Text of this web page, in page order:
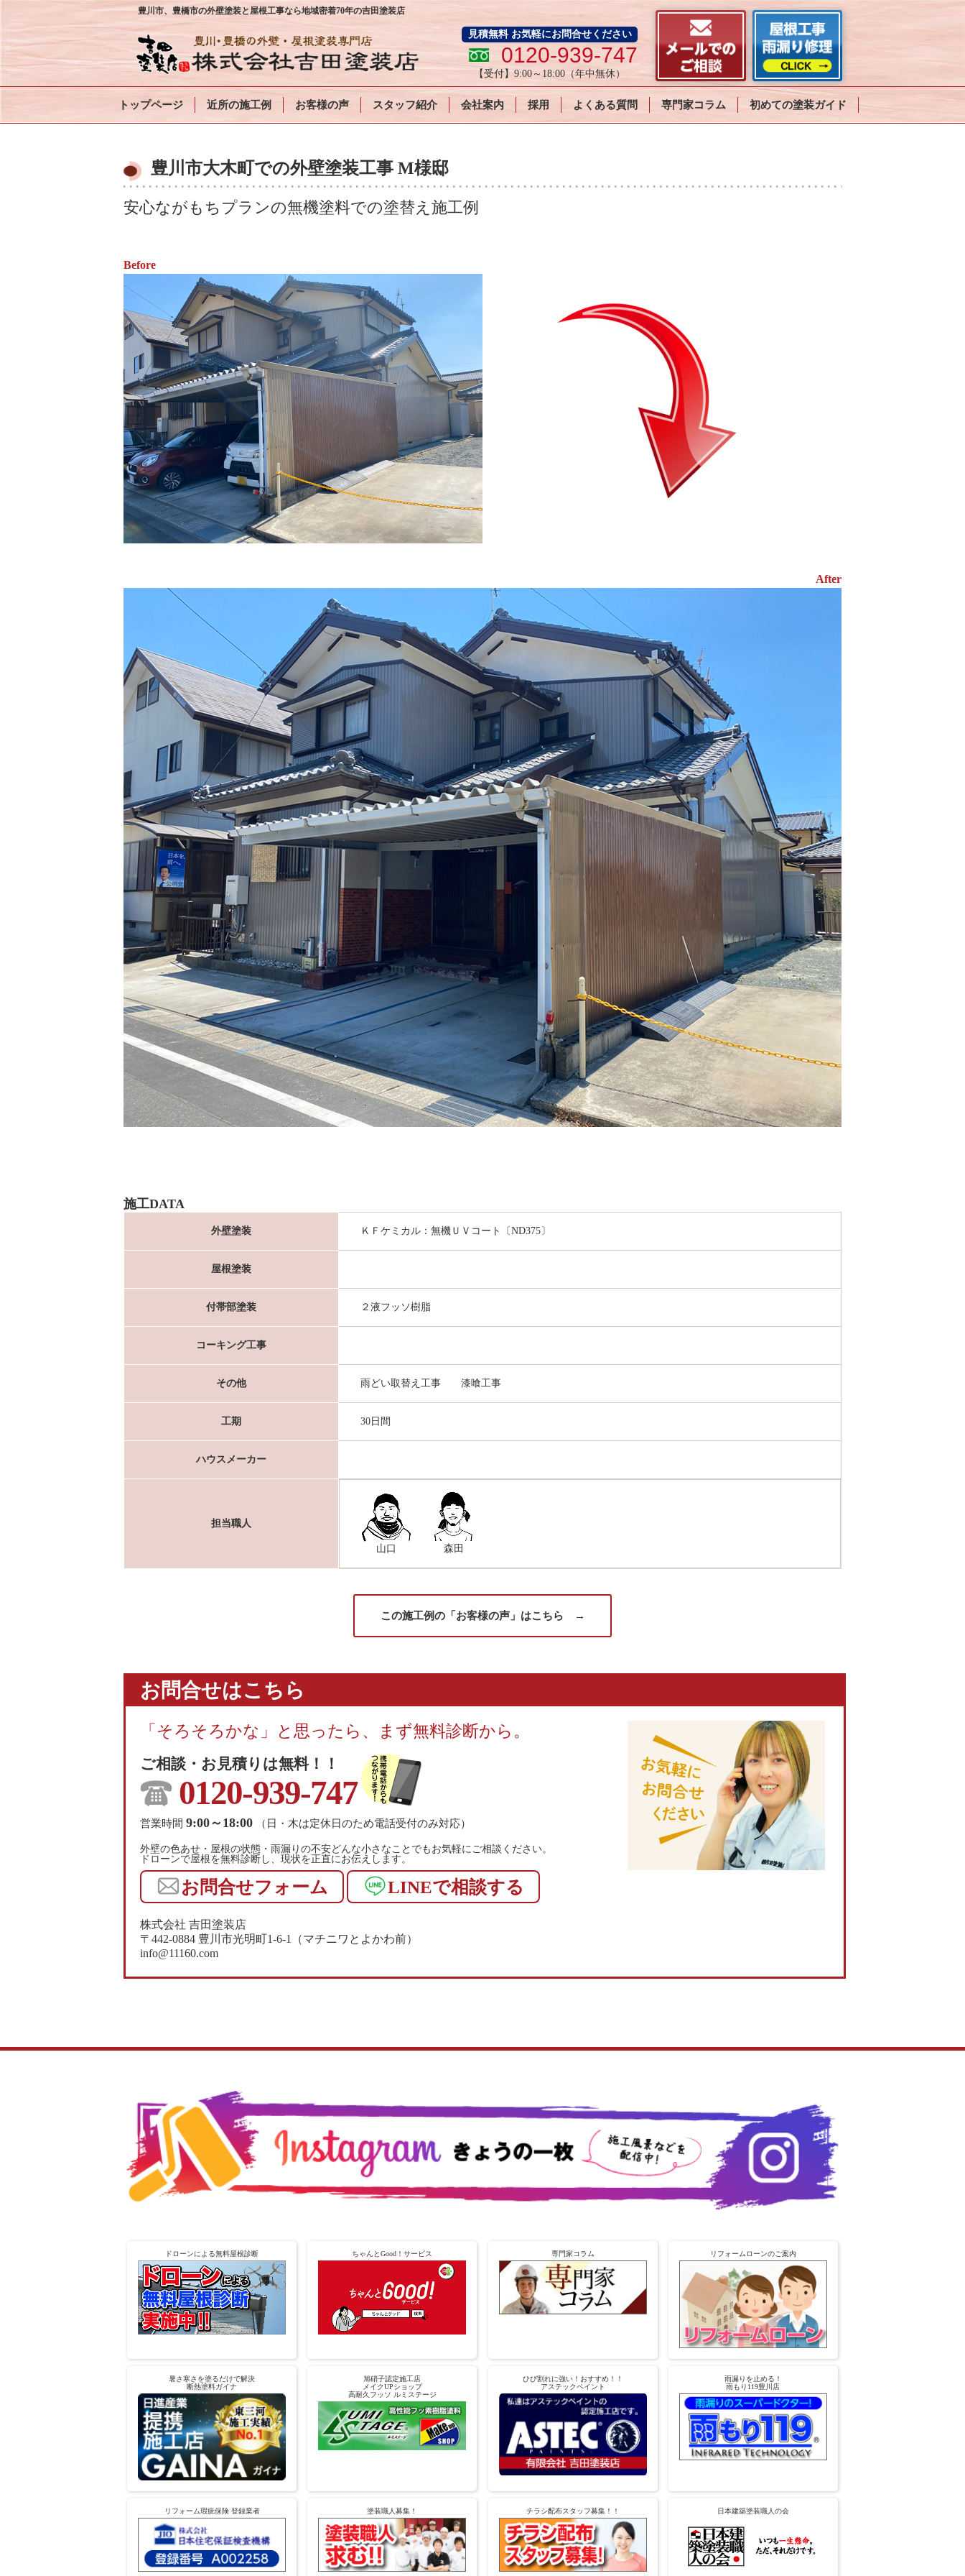
豊川市、豊橋市の外壁塗装と屋根工事なら地域密着70年の吉田塗装店
見積無料 お気軽にお問合せください
0120-939-747
【受付】9:00～18:00 （年中無休）
トップページ 近所の施工例 お客様の声 スタッフ紹介 会社案内 採用 よくある質問 専門家コラム 初めての塗装ガイド
豊川市大木町での外壁塗装工事 M様邸
安心ながもちプランの無機塗料での塗替え施工例
Before
After
施工DATA
外壁塗装 ＫＦケミカル：無機ＵＶコート〔ND375〕
屋根塗装
付帯部塗装 ２液フッソ樹脂
コーキング工事
その他 雨どい取替え工事 漆喰工事
工期 30日間
ハウスメーカー
担当職人
山口 森田
この施工例の「お客様の声」はこちら →
お問合せはこちら
「そろそろかな」と思ったら、まず無料診断から。
ご相談・お見積りは無料！！
0120-939-747
営業時間 9:00～18:00 （日・木は定休日のため電話受付のみ対応）
外壁の色あせ・屋根の状態・雨漏りの不安どんな小さなことでもお気軽にご相談ください。
ドローンで屋根を無料診断し、現状を正直にお伝えします。
お問合せフォーム LINEで相談する
株式会社 吉田塗装店
〒442-0884 豊川市光明町1-6-1（マチニワとよかわ前）
info@11160.com
ドローンによる無料屋根診断 ちゃんとGood！サービス 専門家コラム リフォームローンのご案内
暑さ寒さを塗るだけで解決
断熱塗料ガイナ
旭硝子認定施工店
メイクUPショップ
高耐久フッソ ルミステージ
ひび割れに強い！おすすめ！！
アステックペイント
雨漏りを止める！
雨もり119豊川店
リフォーム瑕疵保険 登録業者 塗装職人募集！ チラシ配布スタッフ募集！！ 日本建築塗装職人の会